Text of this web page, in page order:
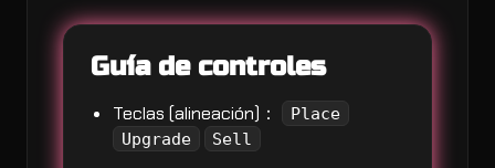
Guía de controles
Teclas (alineación)：
Place
Upgrade
Sell